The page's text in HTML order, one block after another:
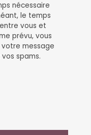
nécessaire
le temps
vous et
prévu, vous
message
spams.